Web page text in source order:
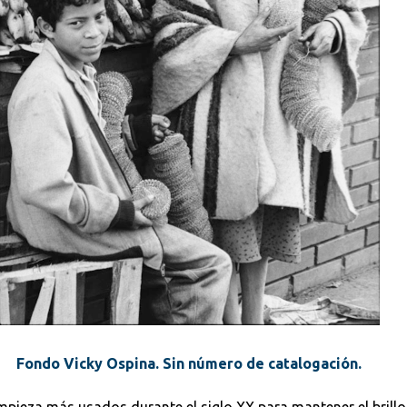
Fondo Vicky Ospina. Sin número de catalogación.